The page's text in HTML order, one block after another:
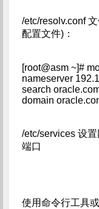
/etc/resolv.conf
配置文件)：
[root@asm ~]#
nameserver
search
domain
/etc/services 设
端口
使用命令行工具